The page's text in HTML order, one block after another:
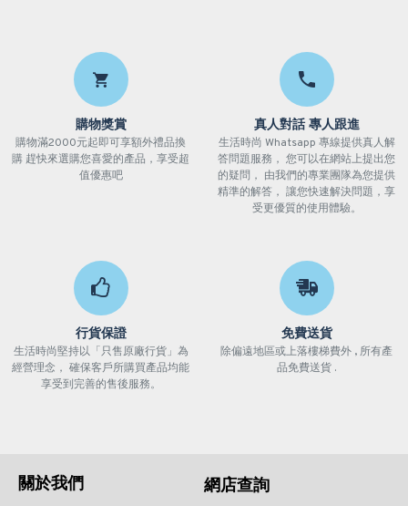
購物獎賞
購物滿2000元起即可享額外禮品換
購 趕快來選購您喜愛的產品，享受超
值優惠吧
真人對話 專人跟進
生活時尚 Whatsapp 專線提供真人解
答問題服務， 您可以在網站上提出您
的疑問， 由我們的專業團隊為您提供
精準的解答， 讓您快速解決問題，享
受更優質的使用體驗。
行貨保證
生活時尚堅持以「只售原廠行貨」為
經營理念， 確保客戶所購買產品均能
享受到完善的售後服務。
免費送貨
除偏遠地區或上落樓梯費外 , 所有產
品免費送貨 .
關於我們 網店查詢